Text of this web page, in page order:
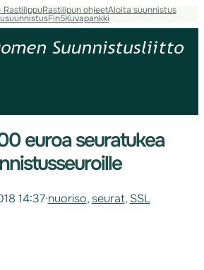
RastilippuRastilipun ohjeetAloita suunnistus
Fin5Kuvapankki
euroa seuratukea
14:37·nuoriso, seurat, SSL